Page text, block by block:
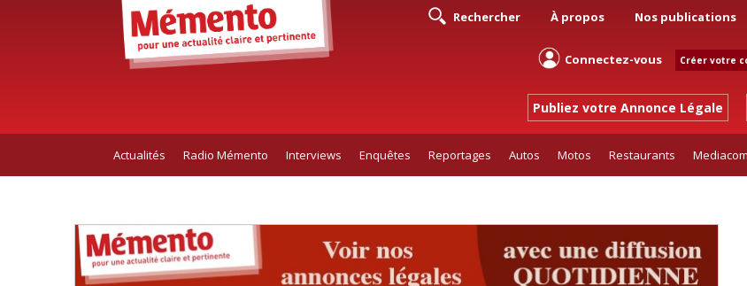
Rechercher À propos Nos publications
Connectez-vous Créer votre
Publiez votre Annonce Légale
Actualités Radio Mémento Interviews Enquêtes Reportages Autos Motos Restaurants Mediacom